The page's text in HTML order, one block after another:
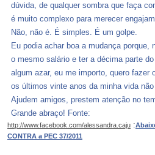
dúvida, de qualquer sombra que faça
é muito complexo para merecer
Não, não é. É simples. É um golpe.
Eu podia achar boa a mudança porque,
o mesmo salário e ter a décima parte
algum azar, eu me importo, quero fazer
os últimos vinte anos da minha vida
Ajudem amigos, prestem atenção no
Grande abraço! Fonte:
http://www.facebook.com/alessandra.caju :
CONTRA a PEC 37/2011